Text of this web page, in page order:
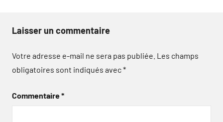
Laisser un commentaire
Votre adresse e-mail ne sera pas publiée. Les champs
obligatoires sont indiqués avec*
Commentaire*